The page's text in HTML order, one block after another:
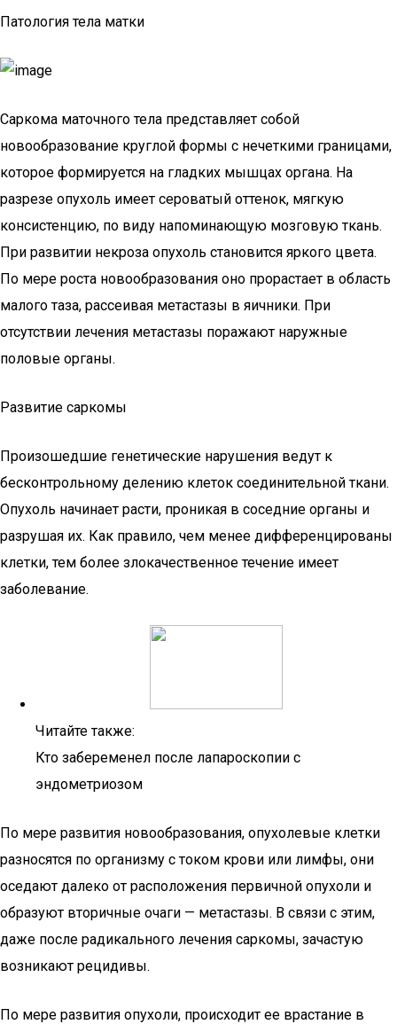
Патология тела матки
Саркома маточного тела представляет собой
новообразование круглой формы с нечеткими границами,
которое формируется на гладких мышцах органа. На
разрезе опухоль имеет сероватый оттенок, мягкую
консистенцию, по виду напоминающую мозговую ткань.
При развитии некроза опухоль становится яркого цвета.
По мере роста новообразования оно прорастает в область
малого таза, рассеивая метастазы в яичники. При
отсутствии лечения метастазы поражают наружные
половые органы.
Развитие саркомы
Произошедшие генетические нарушения ведут к
бесконтрольному делению клеток соединительной ткани.
Опухоль начинает расти, проникая в соседние органы и
разрушая их. Как правило, чем менее дифференцированы
клетки, тем более злокачественное течение имеет
заболевание.
Читайте также:
Кто забеременел после лапароскопии с
эндометриозом
По мере развития новообразования, опухолевые клетки
разносятся по организму с током крови или лимфы, они
оседают далеко от расположения первичной опухоли и
образуют вторичные очаги — метастазы. В связи с этим,
даже после радикального лечения саркомы, зачастую
возникают рецидивы.
По мере развития опухоли, происходит ее врастание в